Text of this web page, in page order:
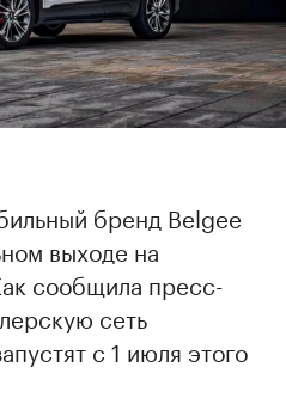
бренд Belgee
выходе на
сообщила пресс-
сеть
с 1 июля этого